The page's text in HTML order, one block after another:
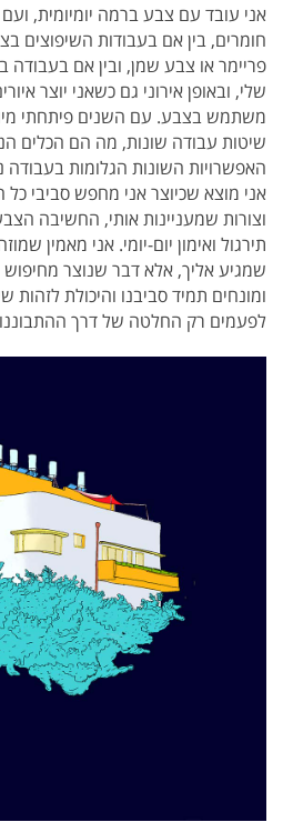
אני עובד עם צבע ברמה יומיומית,
חומרים, בין אם בעבודות השיפוצים
פריימר או צבע שמן, ובין אם בעבודה
שלי, ובאופן אירוני גם כשאני יוצר
משתמש בצבע. עם השנים פיתחתי
שיטות עבודה שונות, מה הם הכלים
האפשרויות השונות הגלומות
אני מוצא שכיוצר אני מחפש סביבי כל
וצורות שמעניינות אותי, החשיבה
תירגול ואימון יום-יומי. אני מאמין
שמגיע אליך, אלא דבר שנוצר
ומונחים תמיד סביבנו והיכולת לזהות
לפעמים רק החלטה של דרך